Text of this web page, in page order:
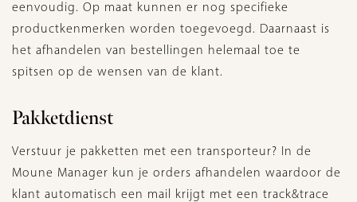
eenvoudig. Op maat kunnen er nog specifieke
productkenmerken worden toegevoegd. Daarnaast is
het afhandelen van bestellingen helemaal toe te
spitsen op de wensen van de klant.
Pakketdienst
Verstuur je pakketten met een transporteur? In de
Moune Manager kun je orders afhandelen waardoor de
klant automatisch een mail krijgt met een track&trace